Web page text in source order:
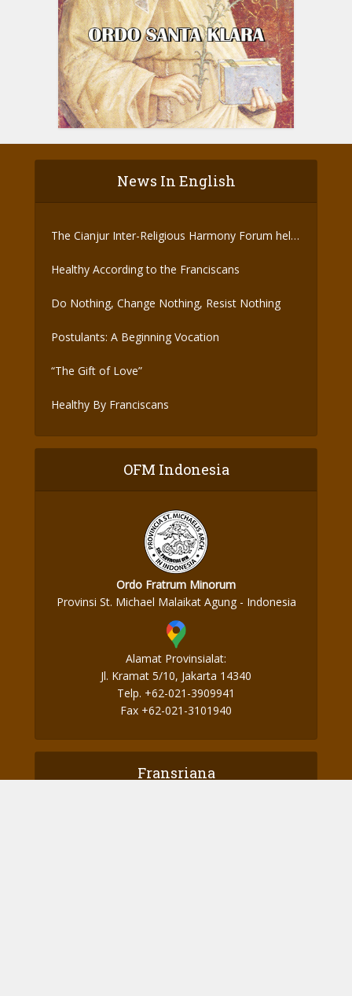
News In English
The Cianjur Inter-Religious Harmony Forum held
Healthy According to the Franciscans
Do Nothing, Change Nothing, Resist Nothing
Postulants: A Beginning Vocation
“The Gift of Love”
Healthy By Franciscans
OFM Indonesia
Ordo Fratrum Minorum
Provinsi St. Michael Malaikat Agung - Indonesia
Alamat Provinsialat:
Jl. Kramat 5/10, Jakarta 14340
Telp. +62-021-3909941
Fax +62-021-3101940
Fransriana